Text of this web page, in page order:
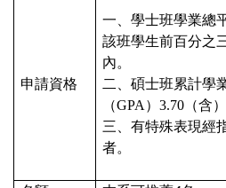
申請資格
一、學士班學業總
該班學生前百分之
內。
二、碩士班累計學
（GPA ） 3.70 （含
三、有特殊表現經
者。